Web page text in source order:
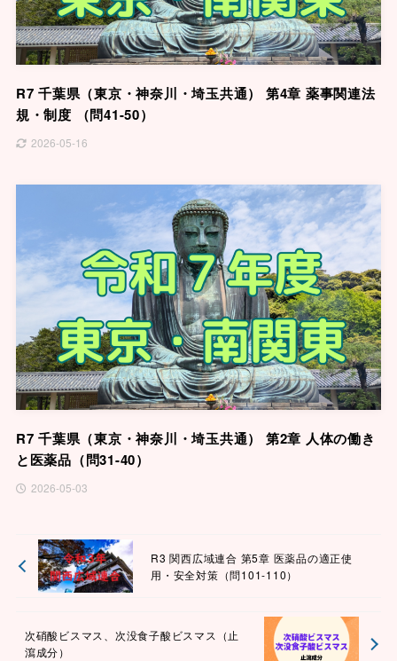
R7 千葉県（東京・神奈川・埼玉共通） 第4章 薬事関連法
規・制度 （問41-50）
2026-05-16
R7 千葉県（東京・神奈川・埼玉共通） 第2章 人体の働き
と医薬品（問31-40）
2026-05-03
R3 関西広域連合 第5章 医薬品の適正使
用・安全対策（問101-110）
次硝酸ビスマス、次没食子酸ビスマス（止
瀉成分）